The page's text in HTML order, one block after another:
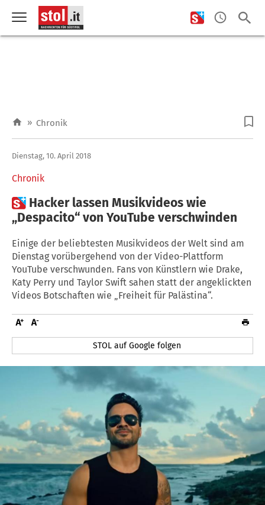
» Chronik
Chronik
Dienstag, 10. April 2018
 Hacker lassen Musikvideos wie
„Despacito“ von YouTube verschwinden
Einige der beliebtesten Musikvideos der Welt sind am
Dienstag vorübergehend von der Video-Plattform
YouTube verschwunden. Fans von Künstlern wie Drake,
Katy Perry und Taylor Swift sahen statt der angeklickten
Videos Botschaften wie „Freiheit für Palästina“.
STOL auf Google folgen